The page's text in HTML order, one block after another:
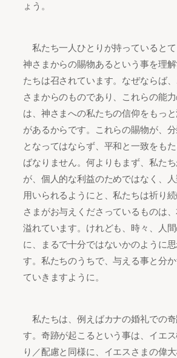
ょう。
私たち一人ひとりが持っているとて
神さまからの賜物あるという事を理
たちは召されています。なぜならば
さまからのものであり、これらの能
は、神さまへの私たちの信仰をもっ
があるからです。これらの賜物が、
となってはならず、平和と一致をも
ばなりません。何よりもまず、私た
が、個人的な利益のためではなく、
用いられるようにと、私たちは祈り
さまがお与えくださっているものは
溢れています。けれども、時々、人
に、まるで十分ではないかのように
す。私たちのうちで、与える事と分
ていきますように。
私たちは、例えばカナの婚礼での奇
す。奇跡が起こるという事は、イエ
り／配慮と同様に、イエスさまの偉